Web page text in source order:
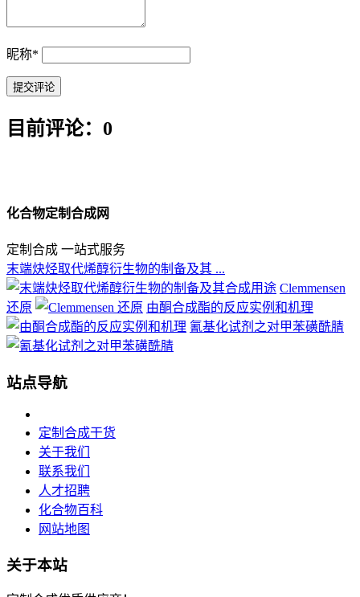
昵称*
目前评论：0
化合物定制合成网
定制合成 一站式服务
末端炔烃取代烯醇衍生物的制备及其 ...
Clemmensen
还原
由酮合成酯的反应实例和机理
氰基化试剂之对甲苯磺酰腈
站点导航
定制合成干货
关于我们
联系我们
人才招聘
化合物百科
网站地图
关于本站